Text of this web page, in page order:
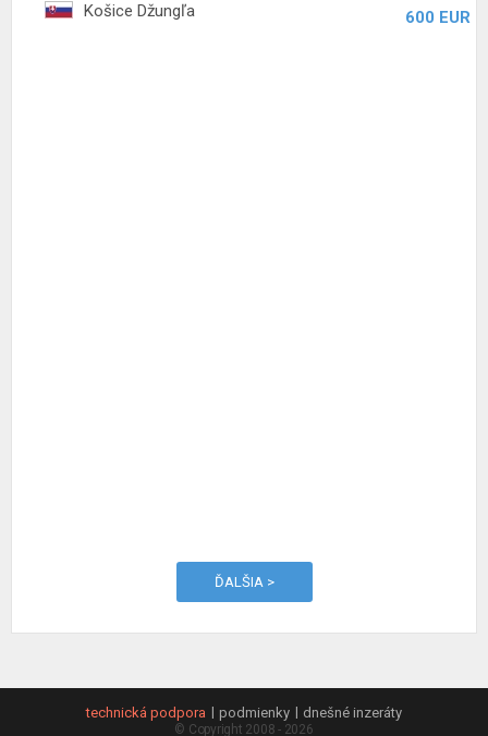
Košice Džungľa 600 EUR
ĎALŠIA >
technická podpora podmienky dnešné inzeráty
© Copyright 2008 - 2026